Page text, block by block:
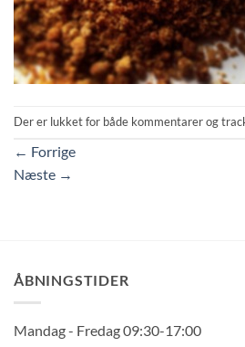
Der er lukket for både kommentarer og
← Forrige
Næste →
ÅBNINGSTIDER
Mandag - Fredag 09:30-17:00